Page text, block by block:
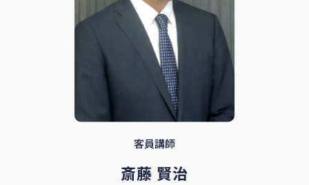
客員講師
斎藤 賢治